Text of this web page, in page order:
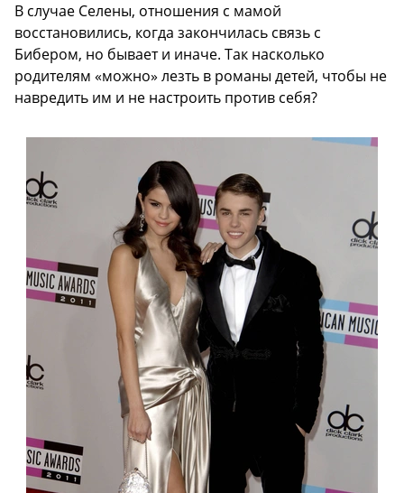
В случае Селены, отношения с мамой
восстановились, когда закончилась связь с
Бибером, но бывает и иначе. Так насколько
родителям «можно» лезть в романы детей, чтобы не
навредить им и не настроить против себя?